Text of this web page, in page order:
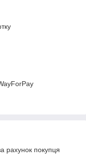
рахунок покупця